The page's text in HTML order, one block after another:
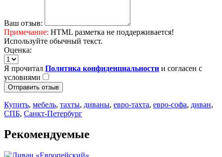
Ваш отзыв:
Примечание: HTML разметка не поддерживается!
Используйте обычный текст.
Оценка:
Я прочитал Политика конфиденциальности и согласен с
условиями
Отправить отзыв
Купить, мебель, тахты, диваны, евро-тахта, евро-софа, диван,
СПБ, Санкт-Петербург
Рекомендуемые